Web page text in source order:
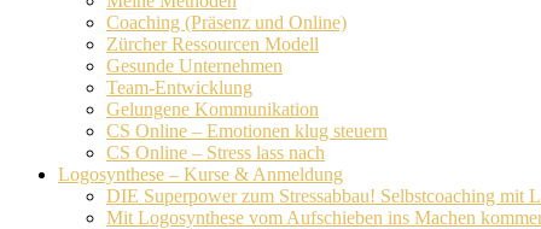
Coaching (Präsenz und Online)
Zürcher Ressourcen Modell
Gesunde Unternehmen
Team-Entwicklung
Gelungene Kommunikation
CS Online – Emotionen klug steuern
CS Online – Stress lass nach
Logosynthese – Kurse & Anmeldung
DIE Superpower zum Stressabbau! Selbstcoaching mit
Mit Logosynthese vom Aufschieben ins Machen